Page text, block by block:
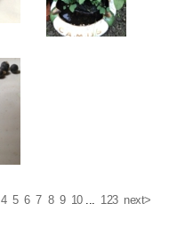
4 5 6 7 8 9 10... 123 next>